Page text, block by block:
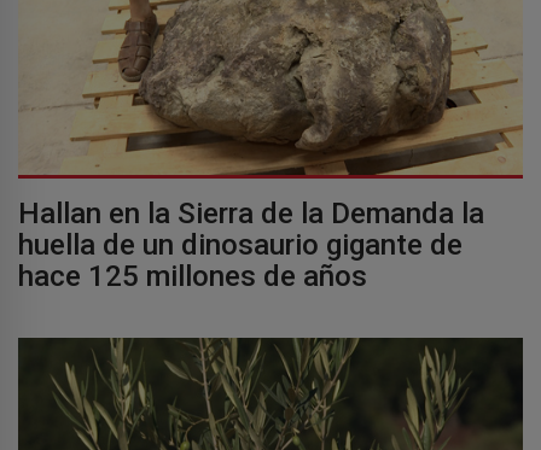
Hallan en la Sierra de la Demanda la
huella de un dinosaurio gigante de
hace 125 millones de años